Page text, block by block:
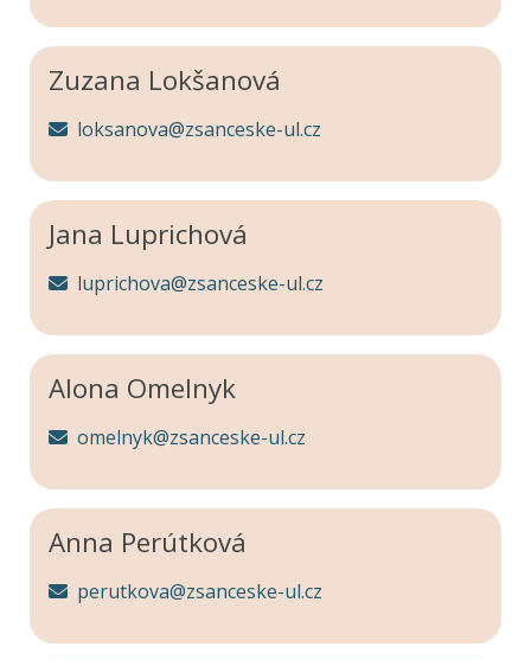
Zuzana Lokšanová
loksanova@zsanceske-ul.cz
Jana Luprichová
luprichova@zsanceske-ul.cz
Alona Omelnyk
omelnyk@zsanceske-ul.cz
Anna Perútková
perutkova@zsanceske-ul.cz